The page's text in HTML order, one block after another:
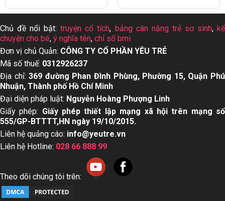
Chủ đề nổi bật:truyện cổ tích, bảng cân nặng trẻ sơ sinh,kể
chuyện cho bé, ý nghĩa tên, chỉ số bmi
Đơn vị chủ Quản: CÔNG TY CỔ PHẦN YÊU TRẺ
Mã số thuế: 0312926237
Địa chỉ:369 đường Phan Đình Phùng, Phường 15, Quận Phú
Nhuận, Thành phố Hồ Chí Minh
Đại diện pháp luật: Nguyễn Hoàng Phượng Linh
Giấy phép: Giấy phép thiết lập mạng xã hội trên mạng số
555/GP-BTTTT,HN ngày 19/10/2015.
Liên hệ quảng cáo: info@yeutre.vn
Liên hệ Hotline: 028 66 888 99
Theo dõi chúng tôi trên: